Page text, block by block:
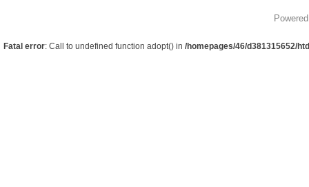
Fatal error: Call to undefined function adopt() in /homepages/46/d381315652/